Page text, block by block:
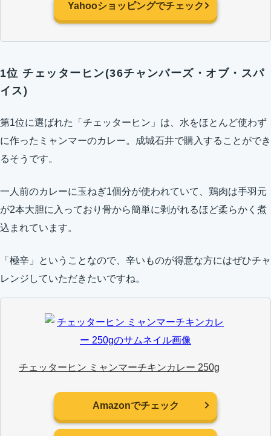
Yahooショッピングでチェック
1位 チェッターヒン(36チャンバーズ・オブ・スパ
イス)
第1位に選ばれた「チェッターヒン」は、水をほとんど使わず
に作ったミャンマーのカレー。成城石井で購入することができ
るそうです。
一人前のカレーに玉ねぎ1個分が使われていて、鶏肉は手羽元
が2本大胆に入っており骨から簡単に剥がれるほど柔らかく煮
込まれています。
「極辛」ということなので、辛いものが得意な方にはぜひチャ
レンジしていただきたいですね。
チェッターヒン ミャンマーチキンカレー 250g
Amazonでチェック